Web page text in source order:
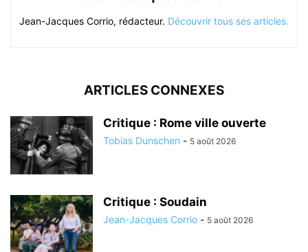
Jean-Jacques Corrio, rédacteur. Découvrir tous ses articles.
ARTICLES CONNEXES
Critique : Rome ville ouverte
Tobias Dunschen - 5 août 2026
Critique : Soudain
Jean-Jacques Corrio - 5 août 2026